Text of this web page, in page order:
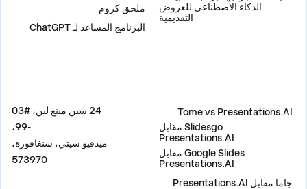
الذكاء الاصطناعي للعروض
التقديمية
ملحق كروم
البرنامج المساعد لـ ChatGPT
Tome vs Presentations.AI
Slidesgo مقابل
Presentations.AI
Google Slides مقابل
Presentations.AI
جاما مقابل Presentations.AI
24 سين مينغ لين، #03
-99،
ميدفيو سيتي، سنغافورة،
573970